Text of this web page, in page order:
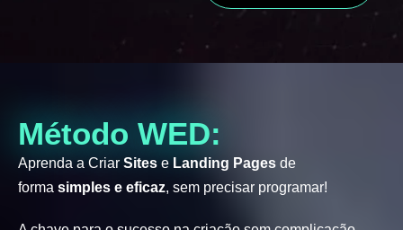
Método WED:
Aprenda a Criar Sites e Landing Pages de
forma simples e eficaz, sem precisar programar!